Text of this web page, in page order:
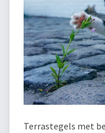
Terrastegels met